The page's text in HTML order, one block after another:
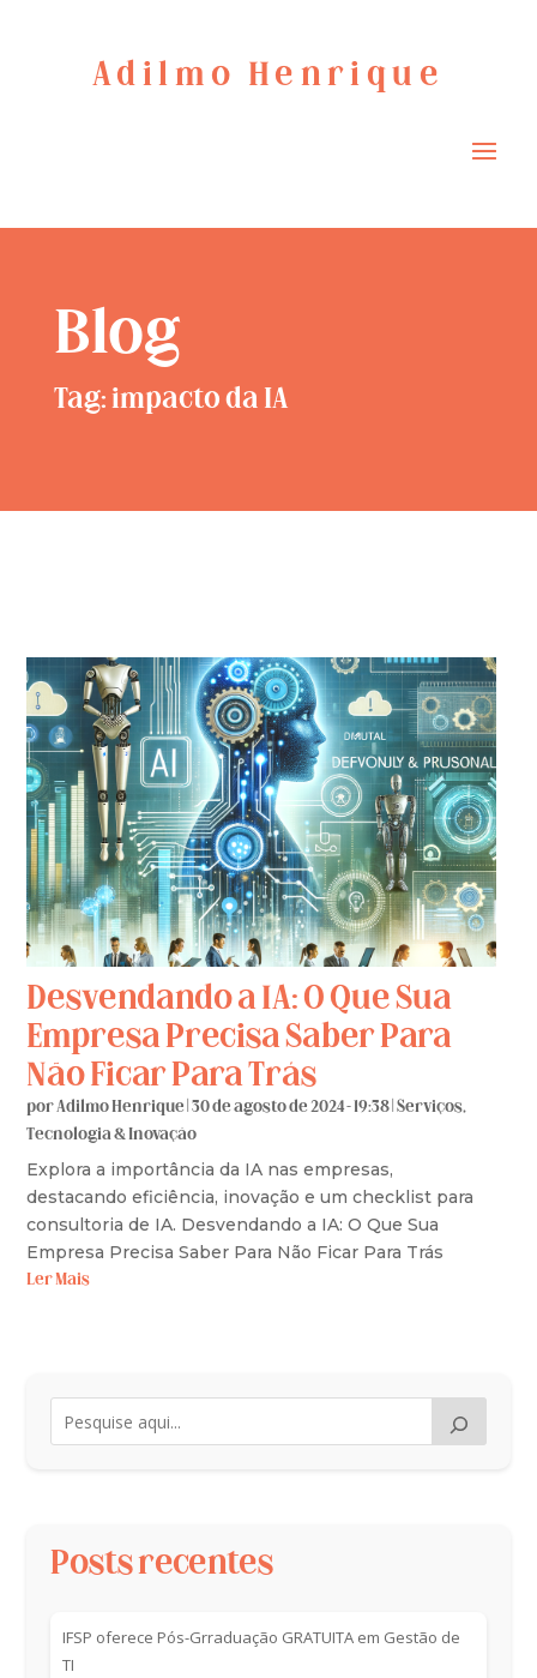
Adilmo Henrique
Blog
Tag: impacto da IA
Desvendando a IA: O Que Sua
Empresa Precisa Saber Para
Não Ficar Para Trás
porAdilmo Henrique |30 de agosto de 2024 - 19:38 |Serviços,
Tecnologia & Inovação
Explora a importância da IA nas empresas,
destacando eficiência, inovação e um checklist para
consultoria de IA. Desvendando a IA: O Que Sua
Empresa Precisa Saber Para Não Ficar Para Trás
Ler Mais
Posts recentes
IFSP oferece Pós-Grraduação GRATUITA em Gestão de
TI